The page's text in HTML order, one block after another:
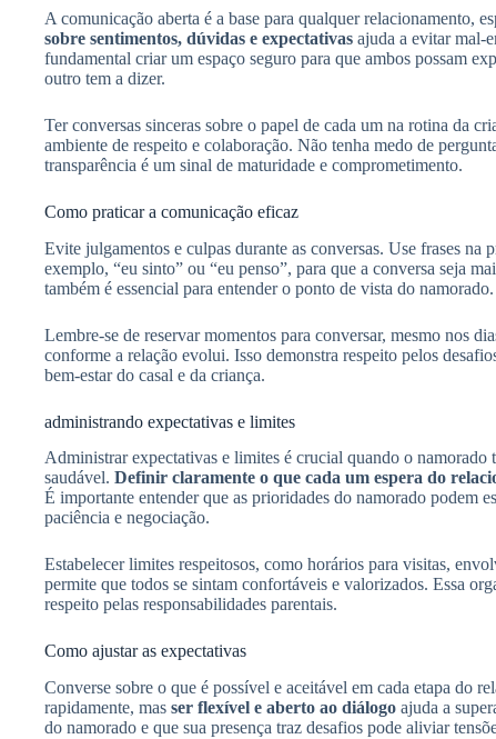
A comunicação aberta é a base para qualquer relacionamento,
sobre sentimentos, dúvidas e expectativas ajuda a evitar mal-
fundamental criar um espaço seguro para que ambos possam
outro tem a dizer.
Ter conversas sinceras sobre o papel de cada um na rotina da
ambiente de respeito e colaboração. Não tenha medo de
transparência é um sinal de maturidade e comprometimento.
Como praticar a comunicação eficaz
Evite julgamentos e culpas durante as conversas. Use frases na
exemplo, “eu sinto” ou “eu penso”, para que a conversa seja
também é essencial para entender o ponto de vista do namorado.
Lembre-se de reservar momentos para conversar, mesmo nos
conforme a relação evolui. Isso demonstra respeito pelos
bem-estar do casal e da criança.
administrando expectativas e limites
Administrar expectativas e limites é crucial quando o
saudável. Definir claramente o que cada um espera do
É importante entender que as prioridades do namorado podem
paciência e negociação.
Estabelecer limites respeitosos, como horários para visitas,
permite que todos se sintam confortáveis e valorizados. Essa
respeito pelas responsabilidades parentais.
Como ajustar as expectativas
Converse sobre o que é possível e aceitável em cada etapa do
rapidamente, mas ser flexível e aberto ao diálogo ajuda a
do namorado e que sua presença traz desafios pode aliviar